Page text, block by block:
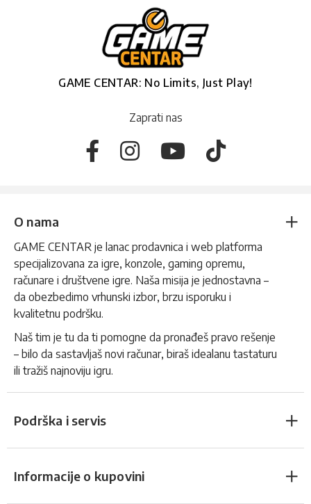
GAME CENTAR: No Limits, Just Play!
Zaprati nas
O nama
GAME CENTAR je lanac prodavnica i web platforma
specijalizovana za igre, konzole, gaming opremu,
računare i društvene igre. Naša misija je jednostavna –
da obezbedimo vrhunski izbor, brzu isporuku i
kvalitetnu podršku.
Naš tim je tu da ti pomogne da pronađeš pravo rešenje
– bilo da sastavljaš novi računar, biraš idealanu tastaturu
ili tražiš najnoviju igru.
Podrška i servis
Informacije o kupovini